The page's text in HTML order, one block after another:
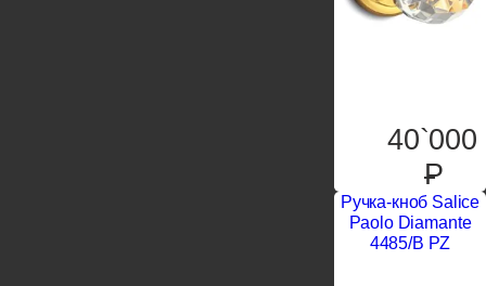
40`000
P
Ручка-кноб Salice
Paolo Diamante
4485/B PZ